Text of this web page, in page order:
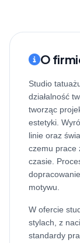
O
Studio
działalność
tworząc
estetyki.
linie oraz
czemu prace
czasie.
motywu.
W ofercie
stylach, z
standardy